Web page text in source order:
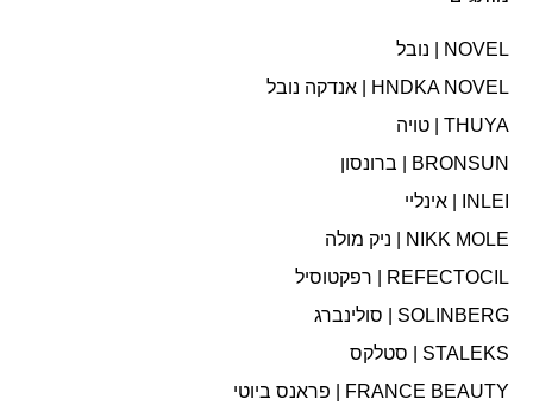
NOVEL | נובל
HNDKA NOVEL | אנדקה נובל
THUYA | טויה
BRONSUN | ברונסון
INLEI | אינליי
NIKK MOLE | ניק מולה
REFECTOCIL | רפקטוסיל
SOLINBERG | סולינברג
STALEKS | סטלקס
FRANCE BEAUTY | פראנס ביוטי